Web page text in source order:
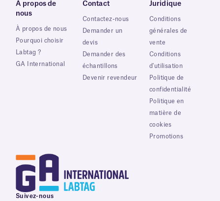
À propos de
nous
À propos de nous
Pourquoi choisir
Labtag ?
GA International
Contact
Contactez-nous
Demander un
devis
Demander des
échantillons
Devenir revendeur
Juridique
Conditions
générales de
vente
Conditions
d'utilisation
Politique de
confidentialité
Politique en
matière de
cookies
Promotions
Suivez-nous